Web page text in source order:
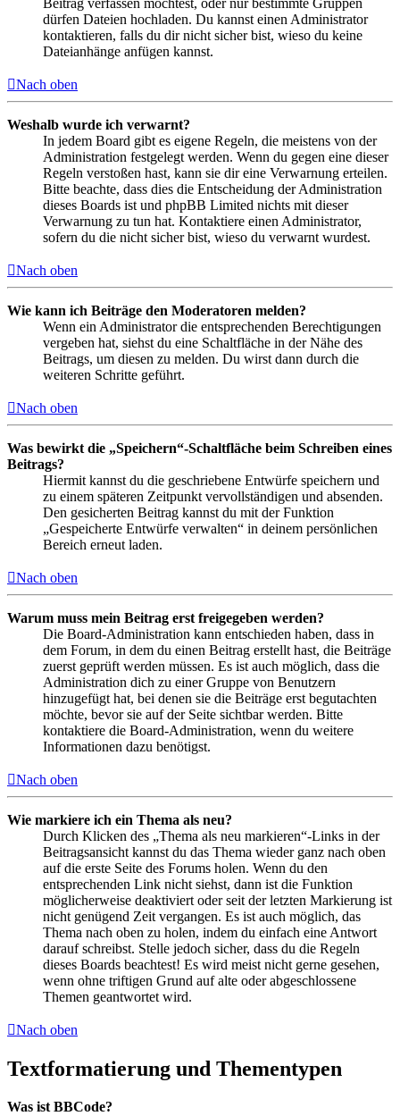
Beitrag verfassen möchtest, oder nur bestimmte Gruppen
dürfen Dateien hochladen. Du kannst einen Administrator
kontaktieren, falls du dir nicht sicher bist, wieso du keine
Dateianhänge anfügen kannst.
Nach oben
Weshalb wurde ich verwarnt?
In jedem Board gibt es eigene Regeln, die meistens von der
Administration festgelegt werden. Wenn du gegen eine dieser
Regeln verstoßen hast, kann sie dir eine Verwarnung erteilen.
Bitte beachte, dass dies die Entscheidung der Administration
dieses Boards ist und phpBB Limited nichts mit dieser
Verwarnung zu tun hat. Kontaktiere einen Administrator,
sofern du die nicht sicher bist, wieso du verwarnt wurdest.
Nach oben
Wie kann ich Beiträge den Moderatoren melden?
Wenn ein Administrator die entsprechenden Berechtigungen
vergeben hat, siehst du eine Schaltfläche in der Nähe des
Beitrags, um diesen zu melden. Du wirst dann durch die
weiteren Schritte geführt.
Nach oben
Was bewirkt die „Speichern“-Schaltfläche beim Schreiben eines
Beitrags?
Hiermit kannst du die geschriebene Entwürfe speichern und
zu einem späteren Zeitpunkt vervollständigen und absenden.
Den gesicherten Beitrag kannst du mit der Funktion
„Gespeicherte Entwürfe verwalten“ in deinem persönlichen
Bereich erneut laden.
Nach oben
Warum muss mein Beitrag erst freigegeben werden?
Die Board-Administration kann entschieden haben, dass in
dem Forum, in dem du einen Beitrag erstellt hast, die Beiträge
zuerst geprüft werden müssen. Es ist auch möglich, dass die
Administration dich zu einer Gruppe von Benutzern
hinzugefügt hat, bei denen sie die Beiträge erst begutachten
möchte, bevor sie auf der Seite sichtbar werden. Bitte
kontaktiere die Board-Administration, wenn du weitere
Informationen dazu benötigst.
Nach oben
Wie markiere ich ein Thema als neu?
Durch Klicken des „Thema als neu markieren“-Links in der
Beitragsansicht kannst du das Thema wieder ganz nach oben
auf die erste Seite des Forums holen. Wenn du den
entsprechenden Link nicht siehst, dann ist die Funktion
möglicherweise deaktiviert oder seit der letzten Markierung ist
nicht genügend Zeit vergangen. Es ist auch möglich, das
Thema nach oben zu holen, indem du einfach eine Antwort
darauf schreibst. Stelle jedoch sicher, dass du die Regeln
dieses Boards beachtest! Es wird meist nicht gerne gesehen,
wenn ohne triftigen Grund auf alte oder abgeschlossene
Themen geantwortet wird.
Nach oben
Textformatierung und Thementypen
Was ist BBCode?